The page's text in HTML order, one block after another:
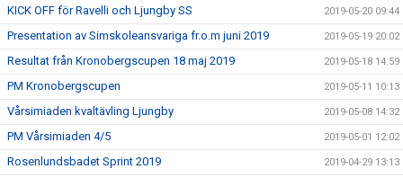
KICK OFF för Ravelli och Ljungby SS 2019-05-20 09:44
Presentation av Simskoleansvariga fr.o.m juni 2019 2019-05-19 20:02
Resultat från Kronobergscupen 18 maj 2019 2019-05-18 14:59
PM Kronobergscupen 2019-05-11 10:13
Vårsimiaden kvaltävling Ljungby 2019-05-08 14:32
PM Vårsimiaden 4/5 2019-05-01 12:02
Rosenlundsbadet Sprint 2019 2019-04-29 13:13